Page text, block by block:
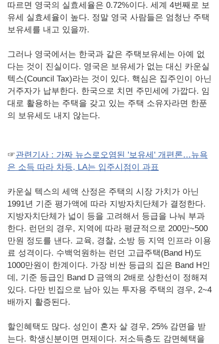
따르면 영국의 실효세율은 0.72%이다. 세계 4번째로 보
유세 실효세율이 높다. 정말 영국 사람들은 엄청난 주택
보유세를 내고 있을까.
그러나 영국에서는 한국과 같은 주택보유세는 아예 없
다는 것이 진실이다. 영국은 보유세가 없는 대신 카운실
텍스(Council Tax)라는 것이 있다. 핵심은 집주인이 아닌
거주자가 납부한다. 한국으로 치면 주민세에 가깝다. 임
대로 활용하는 주택을 갖고 있는 주택 소유자라면 한푼
의 보유세도 내지 않는다.
☞관련기사 : 가짜 뉴스로오염된 '보유세' 개편론…뉴욕
은 소득 따라 차등, LA는 입주시점이 과표
카운실 텍스의 세액 산정은 주택의 시장 가치가 아닌
1991년 기준 평가액에 따라 지방자치단체가 결정한다.
지방자치단체가 넓이 등을 고려해서 등급을 나눠 부과
한다. 런던의 경우, 지역에 따라 평균적으로 200만~500
만원 정도를 낸다. 교육, 경찰, 소방 등 지역 인프라 이용
료 성격이다. 수백억원하는 런던 고급주택(Band H)도
1000만원이 한계이다. 가장 비싼 등급의 집은 Band H인
데, 기준 등급인 Band D 금액의 2배로 상한선이 정해져
있다. 다만 빈집으로 남아 있는 투자용 주택의 경우, 2~4
배까지 활증된다.
할인혜택도 많다. 성인이 혼자 살 경우, 25% 감면을 받
는다. 학생신분이면 면제이다. 저소득층도 감면혜택을